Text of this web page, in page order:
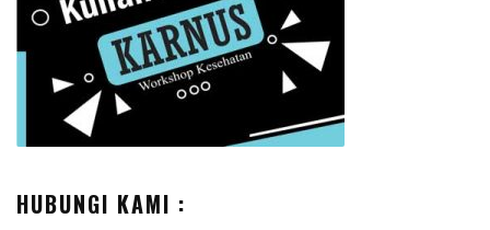
HUBUNGI KAMI :